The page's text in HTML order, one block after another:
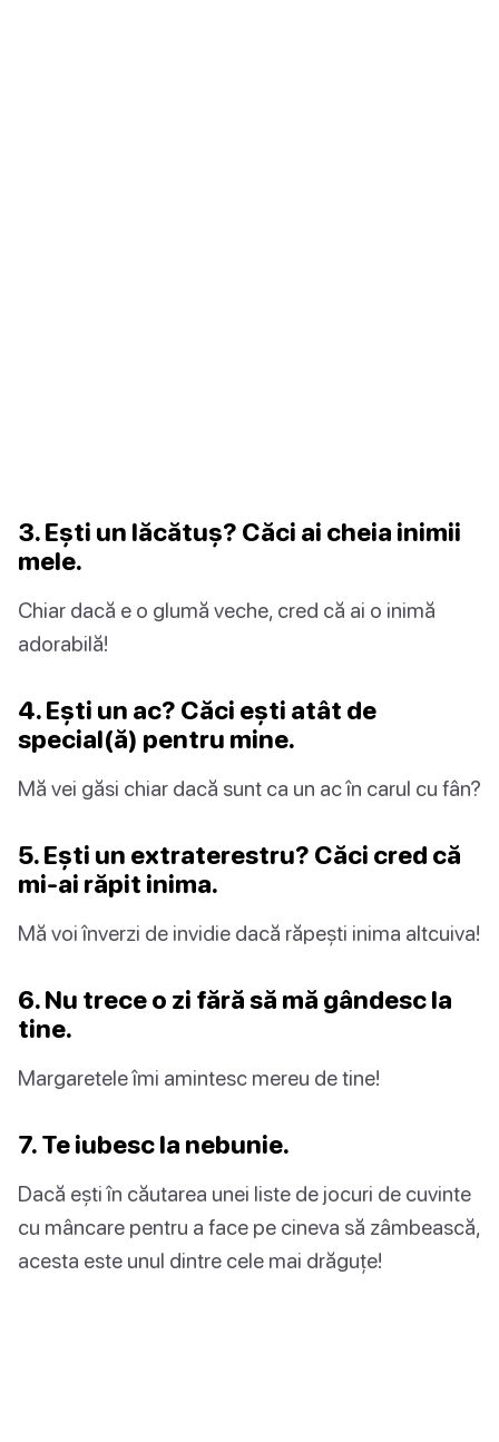
3. Ești un lăcătuș? Căci ai cheia inimii
mele.
Chiar dacă e o glumă veche, cred că ai o inimă
adorabilă!
4. Ești un ac? Căci ești atât de
special(ă) pentru mine.
Mă vei găsi chiar dacă sunt ca un ac în carul cu fân?
5. Ești un extraterestru? Căci cred că
mi-ai răpit inima.
Mă voi înverzi de invidie dacă răpești inima altcuiva!
6. Nu trece o zi fără să mă gândesc la
tine.
Margaretele îmi amintesc mereu de tine!
7. Te iubesc la nebunie.
Dacă ești în căutarea unei liste de jocuri de cuvinte
cu mâncare pentru a face pe cineva să zâmbească,
acesta este unul dintre cele mai drăguțe!